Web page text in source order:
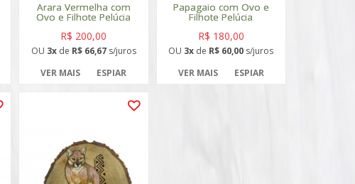
Arara Vermelha com
Ovo e Filhote Pelúcia
R$ 200,00
OU 3xde R$ 66,67s/juros
VER MAIS
ESPIAR
Papagaio com Ovo e
Filhote Pelúcia
R$ 180,00
OU 3x de R$ 60,00 s/juros
VER MAIS
ESPIAR